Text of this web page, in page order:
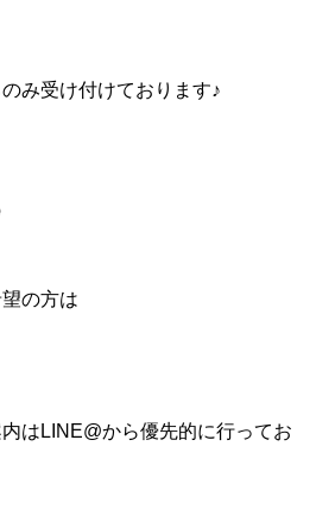
み受け付けております♪
の方は
はLINE@から優先的に行ってお